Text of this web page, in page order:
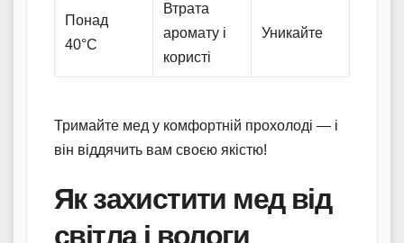
Понад
40°C
Втрата
аромату і
користі
Уникайте
Тримайте мед у комфортній прохолоді — і
він віддячить вам своєю якістю!
Як захистити мед від
світла і вологи